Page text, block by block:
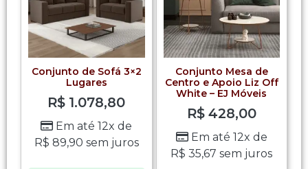
Conjunto de Sofá 3×2
Lugares
R$ 1.078,80
Em até 12x de
R$ 89,90 sem juros
Conjunto Mesa de
Centro e Apoio Liz Off
White – EJ Móveis
R$428,00
Em até 12x de
R$ 35,67 sem juros